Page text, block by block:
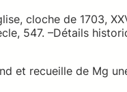
cloche de 1703,
547. –Détails
et recueille de Mg